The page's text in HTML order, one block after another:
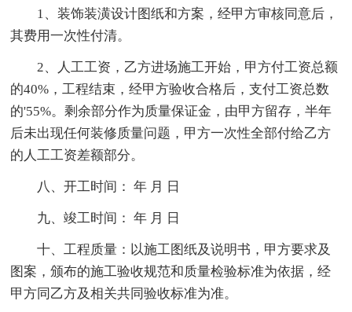
1、装饰装潢设计图纸和方案，经甲方审核同意后，
其费用一次性付清。
2、人工工资，乙方进场施工开始，甲方付工资总额
的40%，工程结束，经甲方验收合格后，支付工资总数
的'55%。剩余部分作为质量保证金，由甲方留存，半年
后未出现任何装修质量问题，甲方一次性全部付给乙方
的人工工资差额部分。
八、开工时间： 年 月 日
九、竣工时间： 年 月 日
十、工程质量：以施工图纸及说明书，甲方要求及
图案，颁布的施工验收规范和质量检验标准为依据，经
甲方同乙方及相关共同验收标准为准。